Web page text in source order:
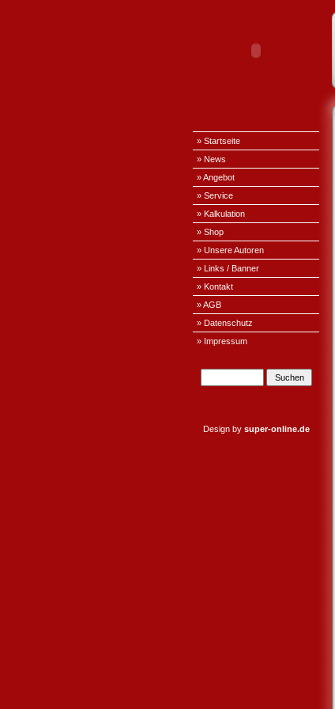
» Startseite
» News
» Angebot
» Service
» Kalkulation
» Shop
» Unsere Autoren
» Links / Banner
» Kontakt
» AGB
» Datenschutz
» Impressum
Design by super-online.de